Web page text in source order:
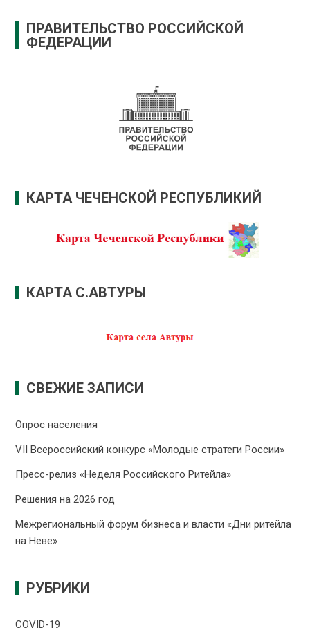
ПРАВИТЕЛЬСТВО РОССИЙСКОЙ
ФЕДЕРАЦИИ
КАРТА ЧЕЧЕНСКОЙ РЕСПУБЛИКИЙ
КАРТА С.АВТУРЫ
СВЕЖИЕ ЗАПИСИ
Опрос населения
VII Всероссийский конкурс «Молодые стратеги России»
Пресс-релиз «Неделя Российского Ритейла»
Решения на 2026 год
Межрегиональный форум бизнеса и власти «Дни ритейла
на Неве»
РУБРИКИ
COVID-19